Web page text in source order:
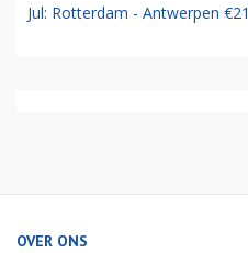
Jul: Rotterdam - Antwerpen €21
OVER ONS